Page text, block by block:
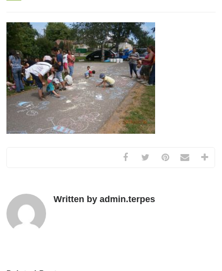
Written by admin.terpes